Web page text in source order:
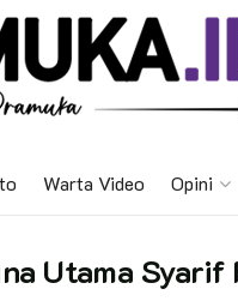
Warta Video Opini
Utama